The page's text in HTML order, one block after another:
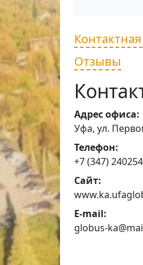
Отзывы
Адрес офиса:
Уфа, ул.
Телефон:
+7 (347)
Сайт:
E-mail:
globus-